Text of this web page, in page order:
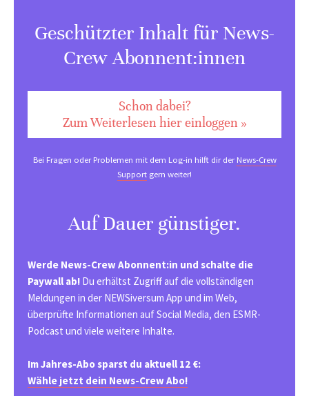
Geschützter Inhalt für News-
Crew Abonnent:innen
Schon dabei?
Zum Weiterlesen hier einloggen »
Bei Fragen oder Problemen mit dem Log-in hilft dir derNews-Crew
Support gern weiter!
Auf Dauer günstiger.
Werde News-Crew Abonnent:in und schalte die
Paywall ab! Du erhältst Zugriff auf die vollständigen
Meldungen in der NEWSiversum App und im Web,
überprüfte Informationen auf Social Media, den ESMR-
Podcast und viele weitere Inhalte.
Im Jahres-Abo sparst du aktuell 12 €:
Wähle jetzt dein News-Crew Abo!